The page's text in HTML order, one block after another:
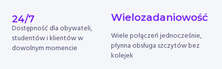
Dostępność dla obywateli,
studentów i klientów w
dowolnym momencie
24/7 Wielozadaniowość
Wiele połączeń jednocześnie,
płynna obsługa szczytów bez
kolejek